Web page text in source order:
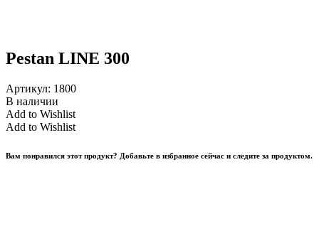
Pestan LINE 300
Артикул: 1800
В наличии
Add to Wishlist
Add to Wishlist
Вам понравился этот продукт? Добавьте в избранное сейчас и следите за продуктом.